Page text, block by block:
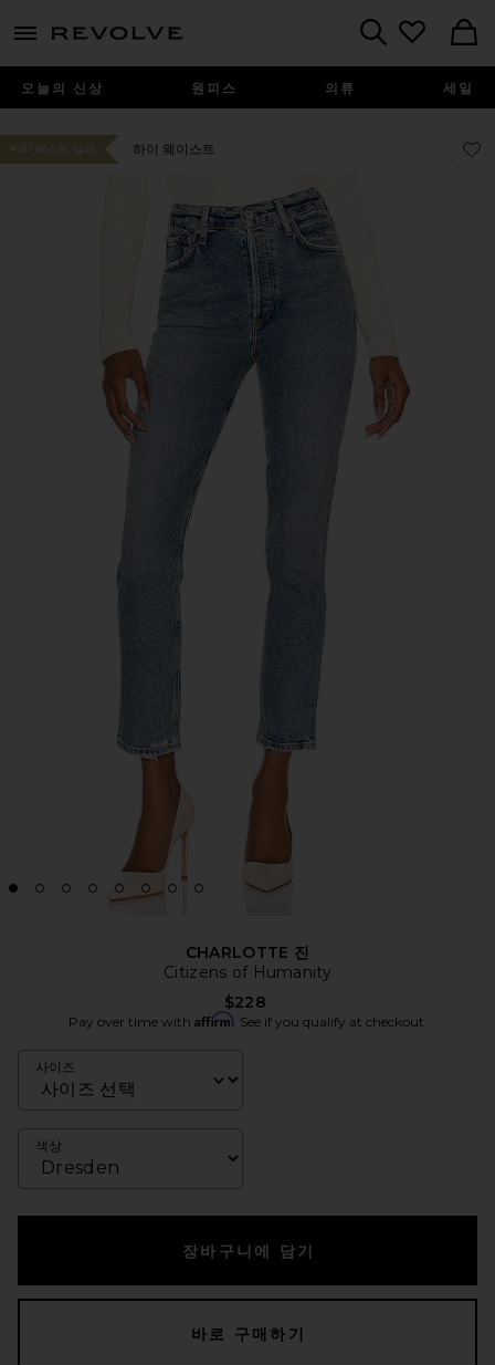
menu - shows more content
오늘의 신상 원피스 의류 세일
#20 베스트 셀러 하이 웨이스트 찜상
찜상
CHARLOTTE 진
Citizens of Humanity
$228
Pay over time with Affirm. See if you qualify at checkout.
사이즈
색상
장바구니에 담기
바로 구매하기